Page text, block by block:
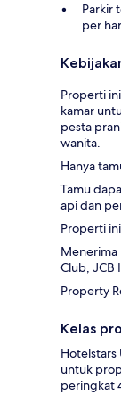
Parkir
per
Properti
kamar
pesta
wanita.
Hanya
Tamu
api dan
Properti
Menerima
Club, JCB
Property
Kelas
untuk
peringkat